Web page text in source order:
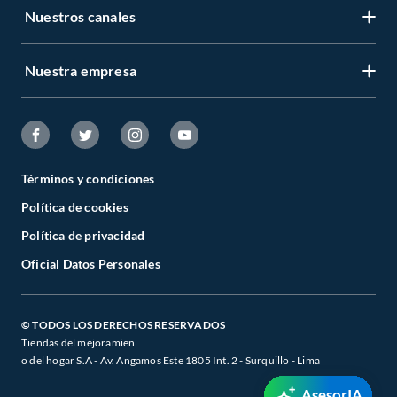
más sobre sus beneficios y encuentra el joyero que te ayudará a mantener tus
Bolsas al vacio
Ropero armable
Colgadores de ropa
Organizadores de clóset
Zapatero
Nuestros canales
Nuestra empresa
Términos y condiciones
Política de cookies
Política de privacidad
Oficial Datos Personales
© TODOS LOS DERECHOS RESERVADOS
Tiendas del mejoramien
o del hogar S.A - Av. Angamos Este 1805 Int. 2 - Surquillo - Lima